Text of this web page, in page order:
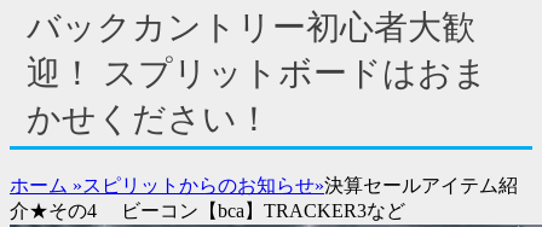
イ
テ
ン
バックカントリー初心者大歓
迎！ スプリットボードはおま
かせください！
ホーム »スピリットからのお知らせ»決算セールアイテム紹
介★その4 ビーコン【bca】TRACKER3など